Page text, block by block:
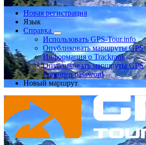
Новая регистрация
Язык
Справка
Использовать GPS-Tour.info
Опубликовать маршруты GPS
Информация о Trackrank
Опубликовать маршруты GPS
Forgotten password
Новый маршрут